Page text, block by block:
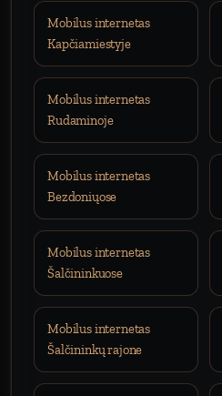
Mobilus internetas
Kapčiamiestyje
Mobilus internetas
Rudaminoje
Mobilus internetas
Bezdoniųose
Mobilus internetas
Šalčininkuose
Mobilus internetas
Šalčininkų rajone